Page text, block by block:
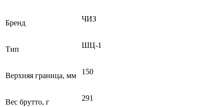
Бренд ЧИЗ
Тип ШЦ-1
Верхняя граница, мм 150
Вес брутто, г 291